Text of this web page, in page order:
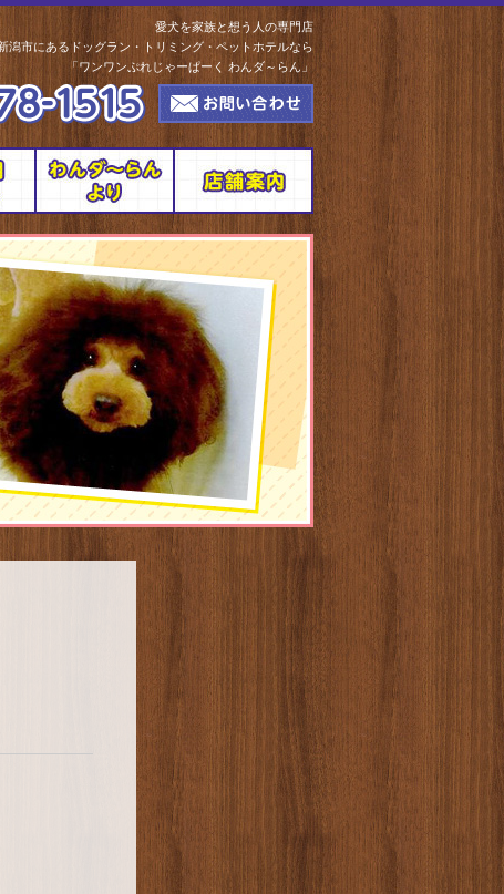
愛犬を家族と想う人の専門店
潟市にあるドッグラン・トリミング・ペットホテルなら
「ワンワンぷれじゃーぱーく わんダ～らん」